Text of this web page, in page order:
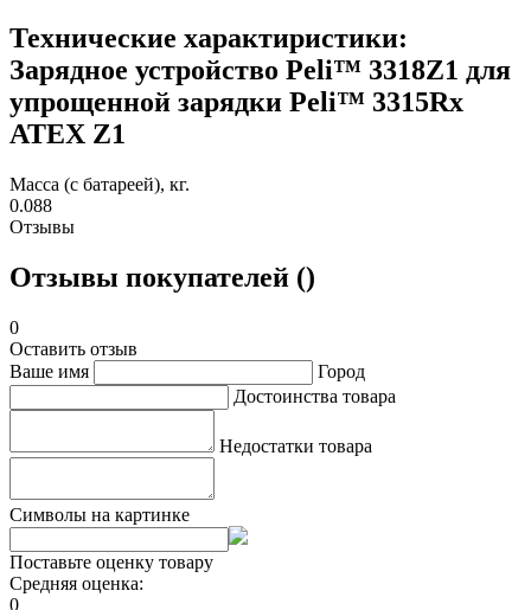
Технические характиристики:
Зарядное устройство Peli™ 3318Z1 для
упрощенной зарядки Peli™ 3315Rx
ATEX Z1
Масса (с батареей), кг.
0.088
Отзывы
Отзывы покупателей ()
0
Оставить отзыв
Ваше имя
Город
Достоинства товара
Недостатки товара
Символы на картинке
Поставьте оценку товару
Средняя оценка:
0